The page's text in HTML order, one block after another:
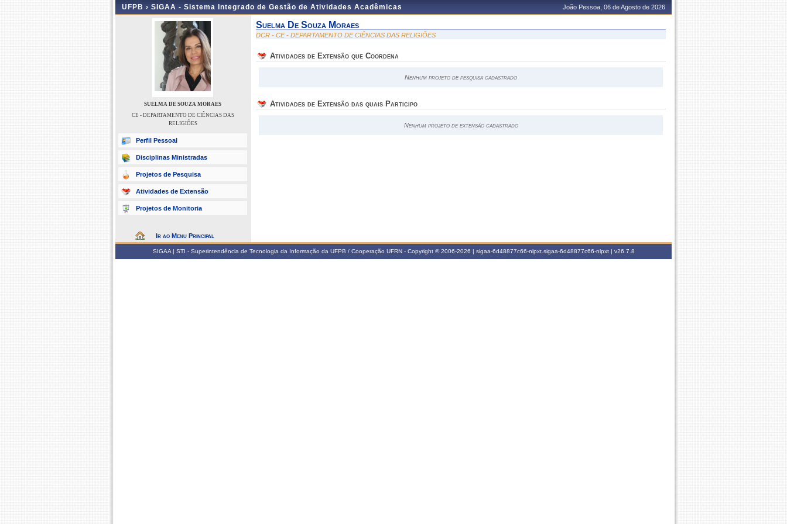
UFPB › SIGAA - Sistema Integrado de Gestão de Atividades Acadêmicas João Pessoa, 06 de Agosto de 2026
SUELMA DE SOUZA MORAES
CE - DEPARTAMENTO DE CIÊNCIAS DAS
RELIGIÕES
Perfil Pessoal
Disciplinas Ministradas
Projetos de Pesquisa
Atividades de Extensão
Projetos de Monitoria
Ir ao Menu Principal
Suelma De Souza Moraes
DCR - CE - DEPARTAMENTO DE CIÊNCIAS DAS RELIGIÕES
Atividades de Extensão que Coordena
Nenhum projeto de pesquisa cadastrado
Atividades de Extensão das quais Participo
Nenhum projeto de extensão cadastrado
SIGAA | STI - Superintendência de Tecnologia da Informação da UFPB / Cooperação UFRN - Copyright © 2006-2026 | sigaa-6d48877c66-nlpxt.sigaa-6d48877c66-nlpxt | v26.7.8